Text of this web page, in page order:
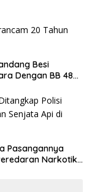
Besi
Dengan BB 48
Pasangannya
Narkotika